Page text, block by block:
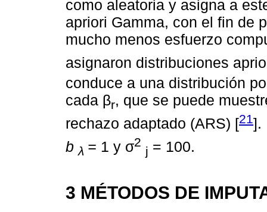
como aleatoria y asigna a
apriori Gamma, con el fin de
mucho menos esfuerzo
asignaron distribuciones
conduce a una distribución
cada βr, que se puede
rechazo adaptado (ARS) [21].
b λ = 1 y σ2
j = 100.
3 MÉTODOS DE